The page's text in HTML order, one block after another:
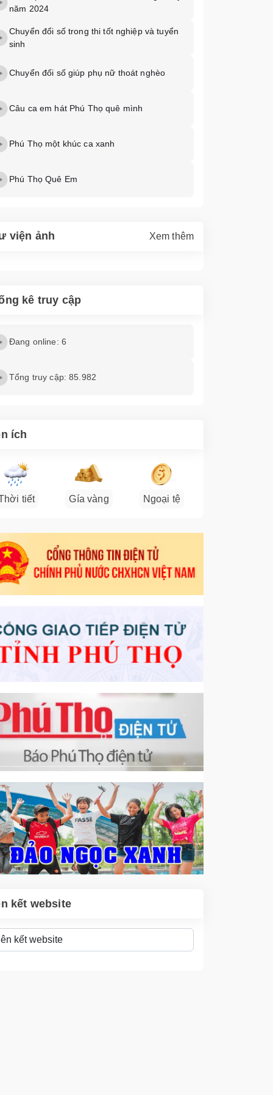
năm 2024
Chuyển đổi số trong thi tốt nghiệp và tuyển
sinh
Chuyển đối số giúp phụ nữ thoát nghèo
Câu ca em hát Phú Thọ quê mình
Phú Thọ một khúc ca xanh
Phú Thọ Quê Em
viện ảnh Xem thêm
kê truy cập
Đang online: 6
Tổng truy cập: 85.982
ích
tiết Gía vàng Ngoại tệ
kết website